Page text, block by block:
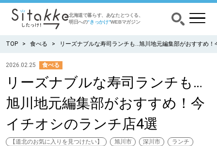
北海道で暮らす、あなたとつくる、
明日への”きっかけ”WEBマガジン
CATEGORY カテゴリー
食べる
出かける
TOP 食べる リーズナブルな寿司ランチも…旭川地元編集部がおすすめ
2026.02.25 食べる
リーズナブルな寿司ランチも…
旭川地元編集部がおすすめ！今
イチオシのランチ店4選
【道北のお気に入りを見つけたい】 旭川市 深川市
ランチ